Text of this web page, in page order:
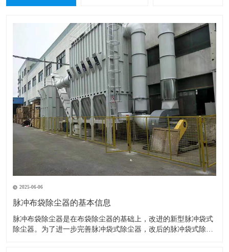
2025-06-06
脉冲布袋除尘器的基本信息
脉冲布袋除尘器是在布袋除尘器的基础上，改进的新型脉冲袋式
除尘器。为了进一步完善脉冲袋式除尘器，改后的脉冲袋式除尘